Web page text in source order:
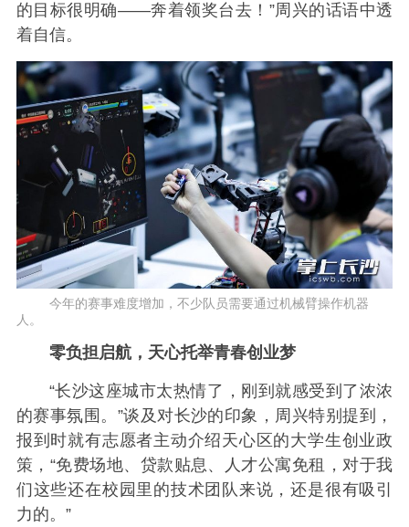
的目标很明确——奔着领奖台去！”周兴的话语中透
着自信。
今年的赛事难度增加，不少队员需要通过机械臂操作机器
人。
零负担启航，天心托举青春创业梦
“长沙这座城市太热情了，刚到就感受到了浓浓
的赛事氛围。”谈及对长沙的印象，周兴特别提到，
报到时就有志愿者主动介绍天心区的大学生创业政
策，“免费场地、贷款贴息、人才公寓免租，对于我
们这些还在校园里的技术团队来说，还是很有吸引
力的。”